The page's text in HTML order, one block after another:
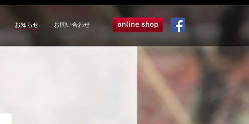
お知らせ お問い合わせ オンラインショップ